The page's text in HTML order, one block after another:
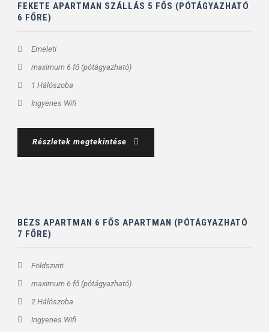
FEKETE APARTMAN SZÁLLÁS 5 FŐS (PÓTÁGYAZHATÓ
6 FŐRE)
Emeleti
maximum 6 fő (pótágyazható)
1 Hálószoba
Ingyenes Wifi
Részletek megtekintése
BÉZS APARTMAN 6 FŐS APARTMAN (PÓTÁGYAZHATÓ
7 FŐRE)
Földszinti
maximum 6 fő (pótágyazható)
2 Hálószoba
Ingyenes Wifi